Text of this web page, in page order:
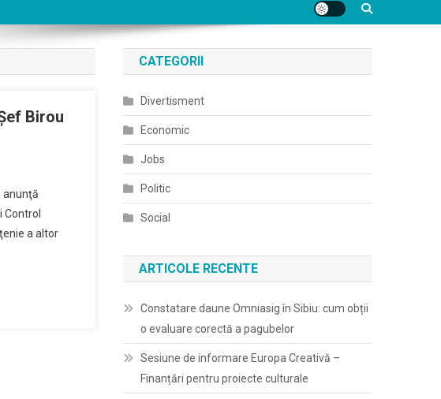
Birou
anunţă
a altor
CATEGORII
Divertisment
Economic
Jobs
Politic
Social
ARTICOLE RECENTE
Constatare daune Omniasig în Sibiu: cum obții
o evaluare corectă a pagubelor
Sesiune de informare Europa Creativă –
Finanțări pentru proiecte culturale